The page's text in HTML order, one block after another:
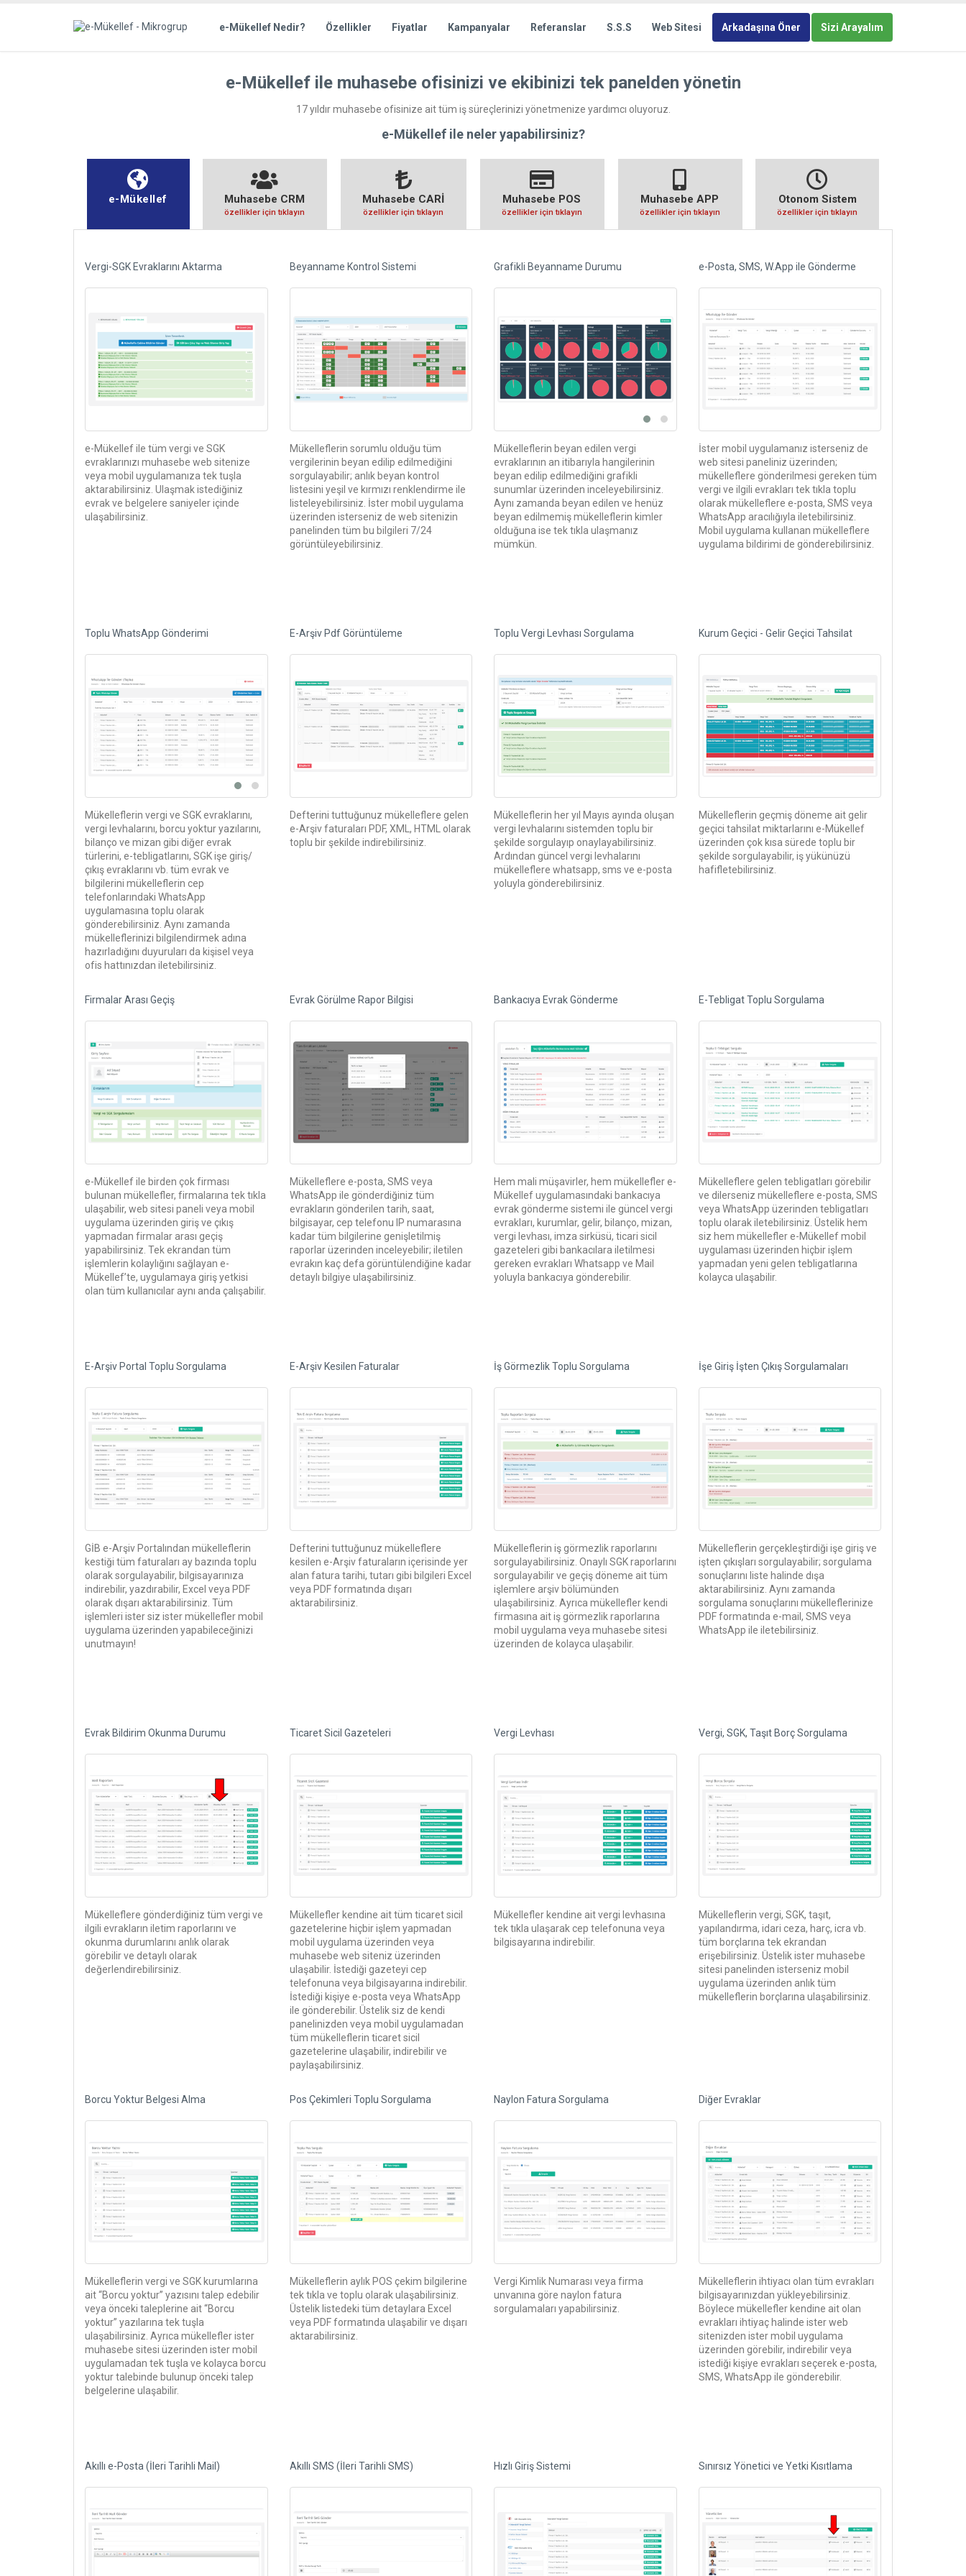
e-Mükellef Nedir? Özellikler Fiyatlar Kampanyalar Referanslar S.S.S Web Sitesi Arkadaşına Öner Sizi Arayalım
e-Mükellef ile muhasebe ofisinizi ve ekibinizi tek panelden yönetin
17 yıldır muhasebe ofisinize ait tüm iş süreçlerinizi yönetmenize yardımcı oluyoruz.
e-Mükellef ile neler yapabilirsiniz?
e-Mükellef Muhasebe CRM
özellikler için tıklayın
Muhasebe CARİ
özellikler için tıklayın
Muhasebe POS
özellikler için tıklayın
Muhasebe APP
özellikler için tıklayın
Otonom Sistem
özellikler için tıklayın
Vergi-SGK Evraklarını Aktarma
e-Mükellef ile tüm vergi ve SGK
evraklarınızı muhasebe web sitenize
veya mobil uygulamanıza tek tuşla
aktarabilirsiniz. Ulaşmak istediğiniz
evrak ve belgelere saniyeler içinde
ulaşabilirsiniz.
Beyanname Kontrol Sistemi
Mükelleflerin sorumlu olduğu tüm
vergilerinin beyan edilip edilmediğini
sorgulayabilir; anlık beyan kontrol
listesini yeşil ve kırmızı renklendirme ile
listeleyebilirsiniz. İster mobil uygulama
üzerinden isterseniz de web sitenizin
panelinden tüm bu bilgileri 7/24
görüntüleyebilirsiniz.
Grafikli Beyanname Durumu
Mükelleflerin beyan edilen vergi
evraklarının an itibarıyla hangilerinin
beyan edilip edilmediğini grafikli
sunumlar üzerinden inceleyebilirsiniz.
Aynı zamanda beyan edilen ve henüz
beyan edilmemiş mükelleflerin kimler
olduğuna ise tek tıkla ulaşmanız
mümkün.
e-Posta, SMS, W.App ile Gönderme
İster mobil uygulamanız isterseniz de
web sitesi paneliniz üzerinden;
mükelleflere gönderilmesi gereken tüm
vergi ve ilgili evrakları tek tıkla toplu
olarak mükelleflere e-posta, SMS veya
WhatsApp aracılığıyla iletebilirsiniz.
Mobil uygulama kullanan mükelleflere
uygulama bildirimi de gönderebilirsiniz.
Toplu WhatsApp Gönderimi
Mükelleflerin vergi ve SGK evraklarını,
vergi levhalarını, borcu yoktur yazılarını,
bilanço ve mizan gibi diğer evrak
türlerini, e-tebligatlarını, SGK işe giriş/
çıkış evraklarını vb. tüm evrak ve
bilgilerini mükelleflerin cep
telefonlarındaki WhatsApp
uygulamasına toplu olarak
gönderebilirsiniz. Aynı zamanda
mükelleflerinizi bilgilendirmek adına
hazırladığını duyuruları da kişisel veya
ofis hattınızdan iletebilirsiniz.
E-Arşiv Pdf Görüntüleme
Defterini tuttuğunuz mükelleflere gelen
e-Arşiv faturaları PDF, XML, HTML olarak
toplu bir şekilde indirebilirsiniz.
Toplu Vergi Levhası Sorgulama
Mükelleflerin her yıl Mayıs ayında oluşan
vergi levhalarını sistemden toplu bir
şekilde sorgulayıp onaylayabilirsiniz.
Ardından güncel vergi levhalarını
mükelleflere whatsapp, sms ve e-posta
yoluyla gönderebilirsiniz.
Kurum Geçici - Gelir Geçici Tahsilat
Mükelleflerin geçmiş döneme ait gelir
geçici tahsilat miktarlarını e-Mükellef
üzerinden çok kısa sürede toplu bir
şekilde sorgulayabilir, iş yükünüzü
hafifletebilirsiniz.
Firmalar Arası Geçiş
e-Mükellef ile birden çok firması
bulunan mükellefler, firmalarına tek tıkla
ulaşabilir, web sitesi paneli veya mobil
uygulama üzerinden giriş ve çıkış
yapmadan firmalar arası geçiş
yapabilirsiniz. Tek ekrandan tüm
işlemlerin kolaylığını sağlayan e-
Mükellef’te, uygulamaya giriş yetkisi
olan tüm kullanıcılar aynı anda çalışabilir.
Evrak Görülme Rapor Bilgisi
Mükelleflere e-posta, SMS veya
WhatsApp ile gönderdiğiniz tüm
evrakların gönderilen tarih, saat,
bilgisayar, cep telefonu IP numarasına
kadar tüm bilgilerine genişletilmiş
raporlar üzerinden inceleyebilir; iletilen
evrakın kaç defa görüntülendiğine kadar
detaylı bilgiye ulaşabilirsiniz.
Bankacıya Evrak Gönderme
Hem mali müşavirler, hem mükellefler e-
Mükellef uygulamasındaki bankacıya
evrak gönderme sistemi ile güncel vergi
evrakları, kurumlar, gelir, bilanço, mizan,
vergi levhası, imza sirküsü, ticari sicil
gazeteleri gibi bankacılara iletilmesi
gereken evrakları Whatsapp ve Mail
yoluyla bankacıya gönderebilir.
E-Tebligat Toplu Sorgulama
Mükelleflere gelen tebligatları görebilir
ve dilerseniz mükelleflere e-posta, SMS
veya WhatsApp üzerinden tebligatları
toplu olarak iletebilirsiniz. Üstelik hem
siz hem mükellefler e-Mükellef mobil
uygulaması üzerinden hiçbir işlem
yapmadan yeni gelen tebligatlarına
kolayca ulaşabilir.
E-Arşiv Portal Toplu Sorgulama
GİB e-Arşiv Portalından mükelleflerin
kestiği tüm faturaları ay bazında toplu
olarak sorgulayabilir, bilgisayarınıza
indirebilir, yazdırabilir, Excel veya PDF
olarak dışarı aktarabilirsiniz. Tüm
işlemleri ister siz ister mükellefler mobil
uygulama üzerinden yapabileceğinizi
unutmayın!
E-Arşiv Kesilen Faturalar
Defterini tuttuğunuz mükelleflere
kesilen e-Arşiv faturaların içerisinde yer
alan fatura tarihi, tutarı gibi bilgileri Excel
veya PDF formatında dışarı
aktarabilirsiniz.
İş Görmezlik Toplu Sorgulama
Mükelleflerin iş görmezlik raporlarını
sorgulayabilirsiniz. Onaylı SGK raporlarını
sorgulayabilir ve geçiş döneme ait tüm
işlemlere arşiv bölümünden
ulaşabilirsiniz. Ayrıca mükellefler kendi
firmasına ait iş görmezlik raporlarına
mobil uygulama veya muhasebe sitesi
üzerinden de kolayca ulaşabilir.
İşe Giriş İşten Çıkış Sorgulamaları
Mükelleflerin gerçekleştirdiği işe giriş ve
işten çıkışları sorgulayabilir; sorgulama
sonuçlarını liste halinde dışa
aktarabilirsiniz. Aynı zamanda
sorgulama sonuçlarını mükelleflerinize
PDF formatında e-mail, SMS veya
WhatsApp ile iletebilirsiniz.
Evrak Bildirim Okunma Durumu
Mükelleflere gönderdiğiniz tüm vergi ve
ilgili evrakların iletim raporlarını ve
okunma durumlarını anlık olarak
görebilir ve detaylı olarak
değerlendirebilirsiniz.
Ticaret Sicil Gazeteleri
Mükellefler kendine ait tüm ticaret sicil
gazetelerine hiçbir işlem yapmadan
mobil uygulama üzerinden veya
muhasebe web siteniz üzerinden
ulaşabilir. İstediği gazeteyi cep
telefonuna veya bilgisayarına indirebilir.
İstediği kişiye e-posta veya WhatsApp
ile gönderebilir. Üstelik siz de kendi
panelinizden veya mobil uygulamadan
tüm mükelleflerin ticaret sicil
gazetelerine ulaşabilir, indirebilir ve
paylaşabilirsiniz.
Vergi Levhası
Mükellefler kendine ait vergi levhasına
tek tıkla ulaşarak cep telefonuna veya
bilgisayarına indirebilir.
Vergi, SGK, Taşıt Borç Sorgulama
Mükelleflerin vergi, SGK, taşıt,
yapılandırma, idari ceza, harç, icra vb.
tüm borçlarına tek ekrandan
erişebilirsiniz. Üstelik ister muhasebe
sitesi panelinden isterseniz mobil
uygulama üzerinden anlık tüm
mükelleflerin borçlarına ulaşabilirsiniz.
Borcu Yoktur Belgesi Alma
Mükelleflerin vergi ve SGK kurumlarına
ait “Borcu yoktur” yazısını talep edebilir
veya önceki taleplerine ait “Borcu
yoktur” yazılarına tek tuşla
ulaşabilirsiniz. Ayrıca mükellefler ister
muhasebe sitesi üzerinden ister mobil
uygulamadan tek tuşla ve kolayca borcu
yoktur talebinde bulunup önceki talep
belgelerine ulaşabilir.
Pos Çekimleri Toplu Sorgulama
Mükelleflerin aylık POS çekim bilgilerine
tek tıkla ve toplu olarak ulaşabilirsiniz.
Üstelik listedeki tüm detaylara Excel
veya PDF formatında ulaşabilir ve dışarı
aktarabilirsiniz.
Naylon Fatura Sorgulama
Vergi Kimlik Numarası veya firma
unvanına göre naylon fatura
sorgulamaları yapabilirsiniz.
Diğer Evraklar
Mükelleflerin ihtiyacı olan tüm evrakları
bilgisayarınızdan yükleyebilirsiniz.
Böylece mükellefler kendine ait olan
evrakları ihtiyaç halinde ister web
sitenizden ister mobil uygulama
üzerinden görebilir, indirebilir veya
istediği kişiye evrakları seçerek e-posta,
SMS, WhatsApp ile gönderebilir.
Akıllı e-Posta (İleri Tarihli Mail) Akıllı SMS (İleri Tarihli SMS) Hızlı Giriş Sistemi Sınırsız Yönetici ve Yetki Kısıtlama